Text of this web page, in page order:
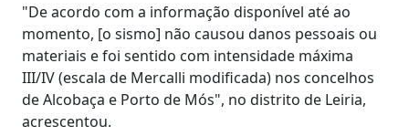
"De acordo com a informação disponível até ao
momento, [o sismo] não causou danos pessoais ou
materiais e foi sentido com intensidade máxima
III/IV (escala de Mercalli modificada) nos concelhos
de Alcobaça e Porto de Mós", no distrito de Leiria,
acrescentou.